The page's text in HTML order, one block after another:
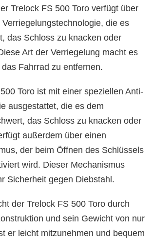
Trelock FS 500 Toro verfügt über
die es
das Schloss zu knacken oder
Art der Verriegelung macht es
Fahrrad zu entfernen.
Toro ist mit einer speziellen Anti-
ausgestattet, die es dem
das Schloss zu knacken oder
außerdem über einen
der beim Öffnen des Schlüssels
wird. Dieser Mechanismus
Sicherheit gegen Diebstahl.
der Trelock FS 500 Toro durch
und sein Gewicht von nur
er leicht mitzunehmen und bequem